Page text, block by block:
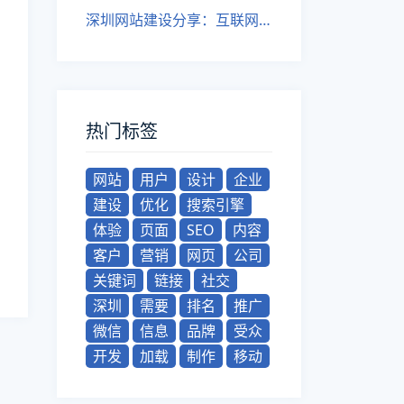
深圳网站建设分享：互联网营销时代的网站优化方法
热门标签
网站 用户 设计
企业
建设
优化
搜索引擎
体验
页面 SEO
内容
客户
营销 网页
公司
关键词
链接
社交
深圳
需要 排名
推广
微信
信息 品牌
受众
开发
加载 制作 移动